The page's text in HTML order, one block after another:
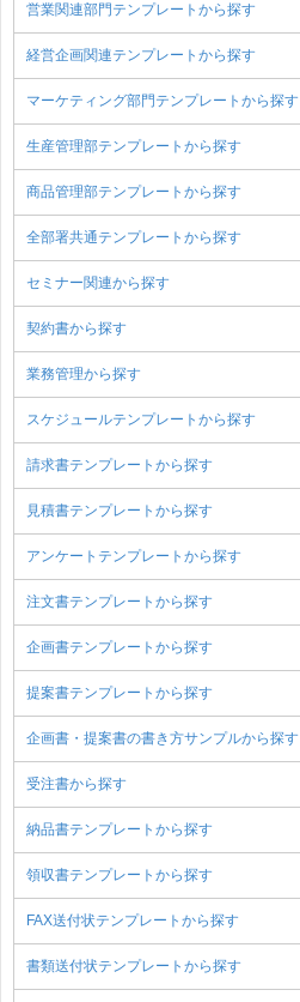
営業関連部門テンプレートから探す
経営企画関連テンプレートから探す
マーケティング部門テンプレートから探す
生産管理部テンプレートから探す
商品管理部テンプレートから探す
全部署共通テンプレートから探す
セミナー関連から探す
契約書から探す
業務管理から探す
スケジュールテンプレートから探す
請求書テンプレートから探す
見積書テンプレートから探す
アンケートテンプレートから探す
注文書テンプレートから探す
企画書テンプレートから探す
提案書テンプレートから探す
企画書・提案書の書き方サンプルから探す
受注書から探す
納品書テンプレートから探す
領収書テンプレートから探す
FAX送付状テンプレートから探す
書類送付状テンプレートから探す